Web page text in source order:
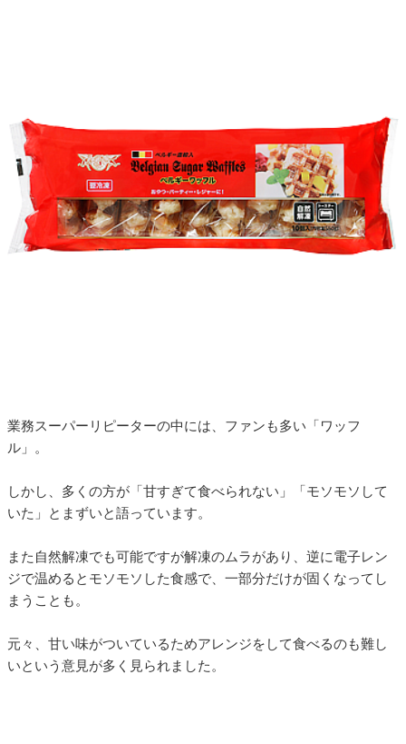
業務スーパーリピーターの中には、ファンも多い「ワッフ
ル」。
しかし、多くの方が「甘すぎて食べられない」「モソモソして
いた」とまずいと語っています。
また自然解凍でも可能ですが解凍のムラがあり、逆に電子レン
ジで温めるとモソモソした食感で、一部分だけが固くなってし
まうことも。
元々、甘い味がついているためアレンジをして食べるのも難し
いという意見が多く見られました。